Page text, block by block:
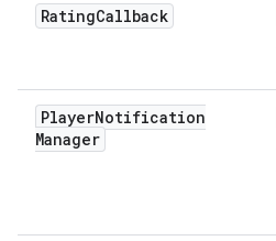
RatingCallback
PlayerNotification
Manager